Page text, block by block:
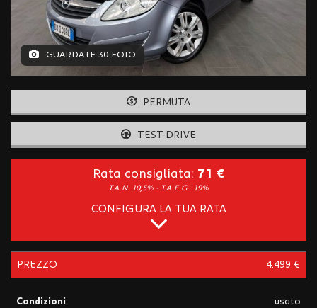
GUARDA LE 30 FOTO
PERMUTA
TEST-DRIVE
Rata consigliata: 71 €
T.A.N. 10,5% - T.A.E.G. 19%
CONFIGURA LA TUA RATA
PREZZO 4.499 €
Condizioni usato
tracciamento
adottiamo
per
offrire
le
funzionalità
svolgere
attività
di
sull'utilità
funzionamento